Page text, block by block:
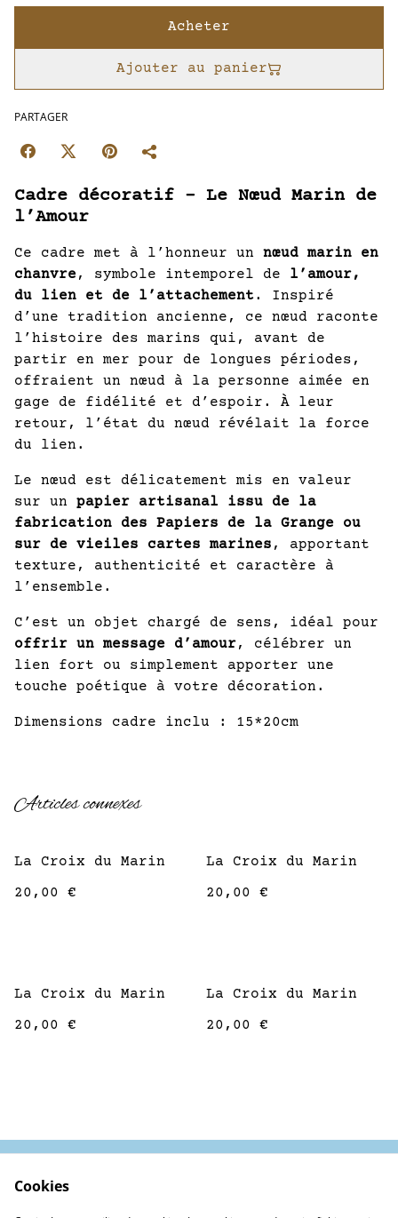
Acheter
Ajouter au panier
PARTAGER
Cadre décoratif – Le Nœud Marin de
l’Amour
Ce cadre met à l’honneur un nœud marin en
chanvre, symbole intemporel de l’amour,
du lien et de l’attachement. Inspiré
d’une tradition ancienne, ce nœud raconte
l’histoire des marins qui, avant de
partir en mer pour de longues périodes,
offraient un nœud à la personne aimée en
gage de fidélité et d’espoir. À leur
retour, l’état du nœud révélait la force
du lien.
Le nœud est délicatement mis en valeur
sur un papier artisanal issu de la
fabrication des Papiers de la Grange ou
sur de vieiles cartes marines , apportant
texture, authenticité et caractère à
l’ensemble.
C’est un objet chargé de sens, idéal pour
offrir un message d’amour, célébrer un
lien fort ou simplement apporter une
touche poétique à votre décoration.
Dimensions cadre inclu : 15*20cm
Articles connexes
La Croix du Marin
20,00 €
La Croix du Marin
20,00 €
La Croix du Marin
20,00 €
La Croix du Marin
20,00 €
Contactez-nous
Cookies